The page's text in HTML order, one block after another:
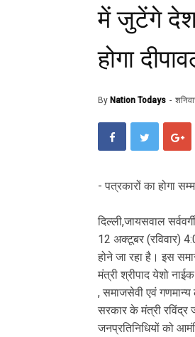
में जुटेंगे देश
होगा
By Nation Todays
- पत्रकारों का होगा
दिल्ली,जायसवाल
12 अक्टूबर (रविवार)
होने जा रहा है। इस
मंत्री श्रीपाद येशो
, समाजसेवी एवं
सरकार के मंत्री रविंद्र
जनप्रतिनिधियों को